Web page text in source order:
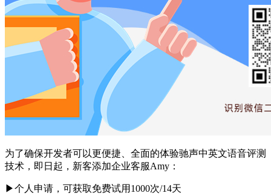
为了确保开发者可以更便捷、全面的体验驰声中英文语音评测
技术，即日起，新客添加企业客服Amy：
▶个人申请，可获取免费试用1000次/14天